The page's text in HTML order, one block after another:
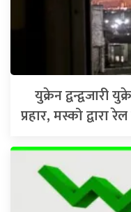
युक्रेन द्वन्द्वजारी
प्रहार, मस्को